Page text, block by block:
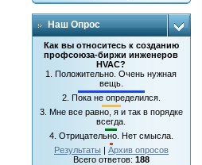
Наш Опрос
Как вы относитесь к созданию
профсоюза-биржи инженеров
HVAC?
1.Положительно. Очень нужная
вещь.
2. Пока не определился.
3. Мне все равно, я и так в порядке
всегда.
4. Отрицательно. Нет смысла.
Результаты | Архив опросов
Всего ответов: 188